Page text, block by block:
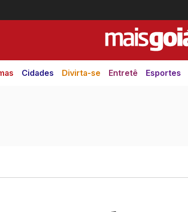
Cidades Divirta-se Entretê Esportes